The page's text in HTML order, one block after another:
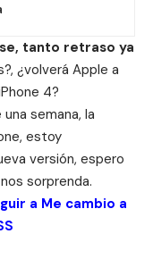
tanto retraso ya
¿volverá Apple a
4?
semana, la
estoy
versión, espero
sorprenda.
a Me cambio a